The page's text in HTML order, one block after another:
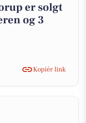
er solgt
og 3
Kopiér link